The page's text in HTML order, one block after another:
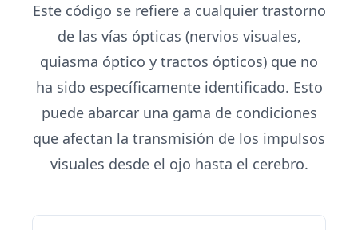
Este código se refiere a cualquier trastorno
de las vías ópticas (nervios visuales,
quiasma óptico y tractos ópticos) que no
ha sido específicamente identificado. Esto
puede abarcar una gama de condiciones
que afectan la transmisión de los impulsos
visuales desde el ojo hasta el cerebro.